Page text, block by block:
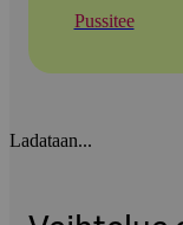
Pussitee
Ladataan...